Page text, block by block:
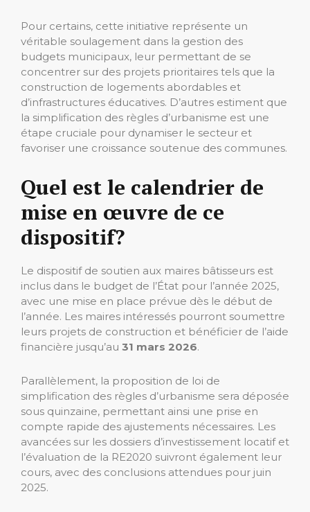
Pour certains, cette initiative représente un
véritable soulagement dans la gestion des
budgets municipaux, leur permettant de se
concentrer sur des projets prioritaires tels que la
construction de logements abordables et
d’infrastructures éducatives. D’autres estiment que
la simplification des règles d’urbanisme est une
étape cruciale pour dynamiser le secteur et
favoriser une croissance soutenue des communes.
Quel est le calendrier de
mise en œuvre de ce
dispositif?
Le dispositif de soutien aux maires bâtisseurs est
inclus dans le budget de l’État pour l’année 2025,
avec une mise en place prévue dès le début de
l’année. Les maires intéressés pourront soumettre
leurs projets de construction et bénéficier de l’aide
financière jusqu’au 31 mars 2026.
Parallèlement, la proposition de loi de
simplification des règles d’urbanisme sera déposée
sous quinzaine, permettant ainsi une prise en
compte rapide des ajustements nécessaires. Les
avancées sur les dossiers d’investissement locatif et
l’évaluation de la RE2020 suivront également leur
cours, avec des conclusions attendues pour juin
2025.